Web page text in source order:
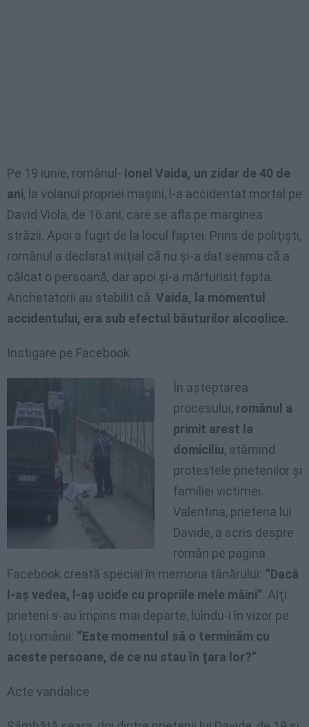
Pe 19 iunie, românul- Ionel Vaida, un zidar de 40 de
ani, la volanul propriei maşini, l-a accidentat mortal pe
David Viola, de 16 ani, care se afla pe marginea
străzii. Apoi a fugit de la locul faptei. Prins de poliţişti,
românul a declarat iniţial că nu şi-a dat seama că a
călcat o persoană, dar apoi şi-a mărturisit fapta.
Anchetatorii au stabilit că Vaida, la momentul
accidentului, era sub efectul băuturilor alcoolice.
Instigare pe Facebook
În aşteptarea
procesului, românul a
primit arest la
domiciliu, stârnind
protestele prietenilor şi
familiei victimei.
Valentina, prietena lui
Davide, a scris despre
român pe pagina
Facebook creată special în memoria tânărului: “Dacă
l-aş vedea, l-aş ucide cu propriile mele mâini”. Alţi
prieteni s-au împins mai departe, luîndu-i în vizor pe
toţi românii: “Este momentul să o terminăm cu
aceste persoane, de ce nu stau în ţara lor?”
Acte vandalice